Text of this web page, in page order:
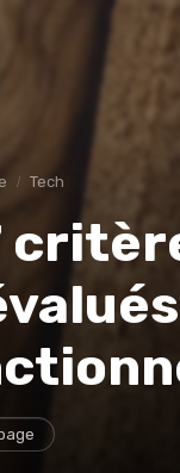
Tech